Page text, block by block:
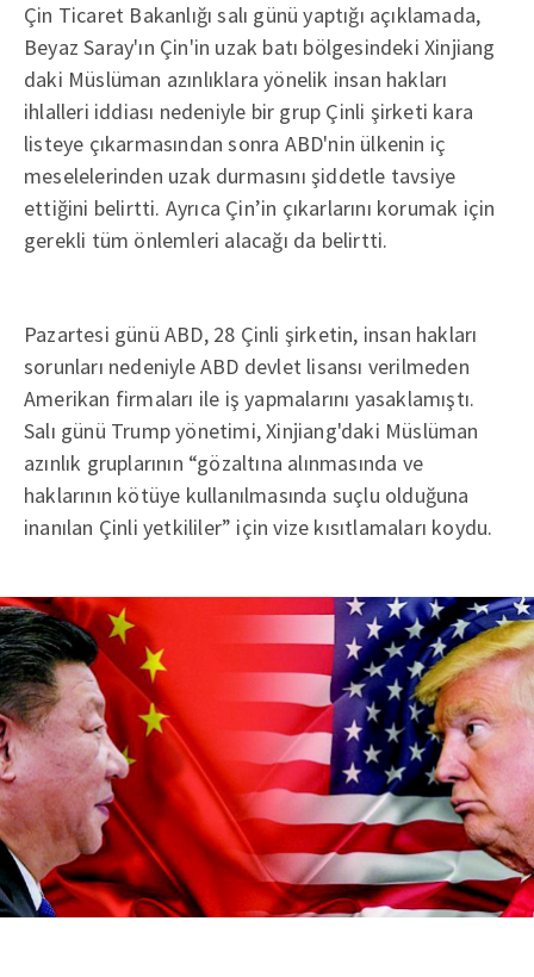
Çin Ticaret Bakanlığı salı günü yaptığı açıklamada,
Beyaz Saray'ın Çin'in uzak batı bölgesindeki Xinjiang
daki Müslüman azınlıklara yönelik insan hakları
ihlalleri iddiası nedeniyle bir grup Çinli şirketi kara
listeye çıkarmasından sonra ABD'nin ülkenin iç
meselelerinden uzak durmasını şiddetle tavsiye
ettiğini belirtti. Ayrıca Çin’in çıkarlarını korumak için
gerekli tüm önlemleri alacağı da belirtti.
Pazartesi günü ABD, 28 Çinli şirketin, insan hakları
sorunları nedeniyle ABD devlet lisansı verilmeden
Amerikan firmaları ile iş yapmalarını yasaklamıştı.
Salı günü Trump yönetimi, Xinjiang'daki Müslüman
azınlık gruplarının “gözaltına alınmasında ve
haklarının kötüye kullanılmasında suçlu olduğuna
inanılan Çinli yetkililer” için vize kısıtlamaları koydu.